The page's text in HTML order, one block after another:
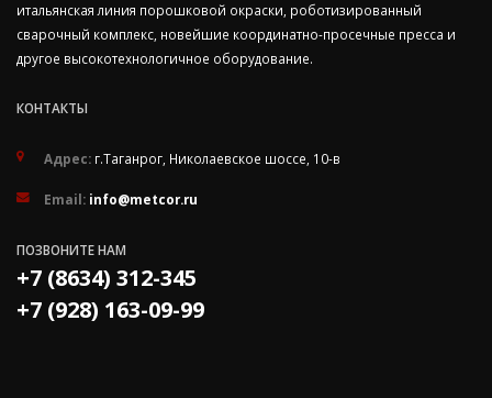
итальянская линия порошковой окраски, роботизированный
сварочный комплекс, новейшие координатно-просечные пресса и
другое высокотехнологичное оборудование.
КОНТАКТЫ
Адрес: г.Таганрог, Николаевское шоссе, 10-в
Email: info@metcor.ru
ПОЗВОНИТЕ НАМ
+7 (8634) 312-345
+7 (928) 163-09-99